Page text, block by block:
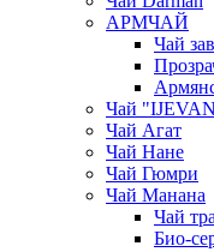
АРМЧАЙ
Чай
Чай
Чай Агат
Чай Нане
Чай Гюмри
Чай Манана
Чай
Био-